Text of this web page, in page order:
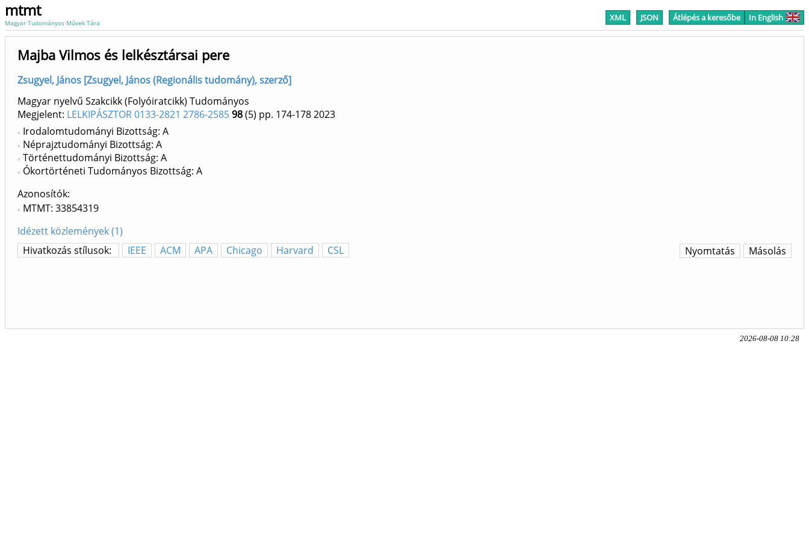
mtmt
Magyar Tudományos Művek Tára XML JSON Átlépés a keresőbe In English
Majba Vilmos és lelkésztársai pere
Zsugyel, János [Zsugyel, János (Regionális tudomány), szerző]
Magyar nyelvű Szakcikk (Folyóiratcikk) Tudományos
Megjelent: LELKIPÁSZTOR 0133-2821 2786-258598(5) pp. 174-1782023
Irodalomtudományi Bizottság: A
Néprajztudományi Bizottság: A
Történettudományi Bizottság: A
Ókortörténeti Tudományos Bizottság: A
Azonosítók
MTMT: 33854319
Idézett közlemények (1)
Hivatkozás stílusok:
IEEE ACM APA Chicago Harvard CSL Másolás
Nyomtatás
2026-08-08 10:28